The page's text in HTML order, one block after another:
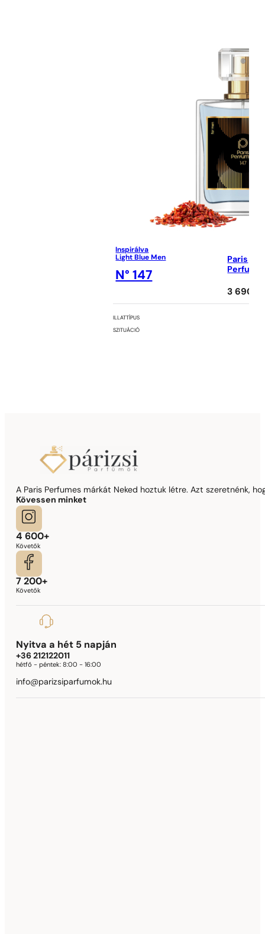
Inspirálva
Light Blue Men
N° 147
Paris
3 690
ILLATTÍPUS
SZITUÁCIÓ
A Paris Perfumes márkát Neked hoztuk létre. Azt szeretnénk,
Kövessen minket
4 600+
Követők
7 200+
Követők
Nyitva a hét 5 napján
+36 212122011
hétfő - péntek:8:00 - 16:00
info@parizsiparfumok.hu